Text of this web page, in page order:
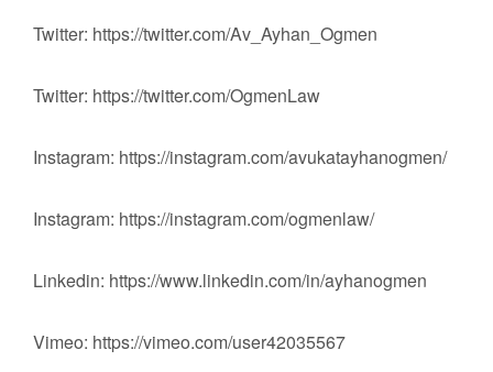
Twitter: https://twitter.com/Av_Ayhan_Ogmen
Twitter: https://twitter.com/OgmenLaw
Instagram: https://instagram.com/avukatayhanogmen/
Instagram: https://instagram.com/ogmenlaw/
Linkedin: https://www.linkedin.com/in/ayhanogmen
Vimeo: https://vimeo.com/user42035567